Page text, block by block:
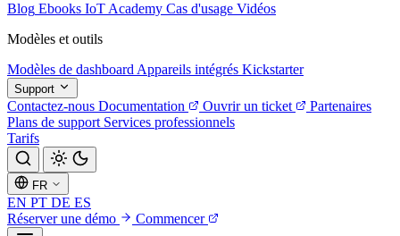
Blog Ebooks IoT Academy Cas d'usage Vidéos
Modèles et outils
Modèles de dashboard Appareils intégrés Kickstarter
Support
Contactez-nous Documentation Ouvrir un ticket
Partenaires
Plans de support Services professionnels
Tarifs
FR
EN PT DE ES
Réserver une démo
Commencer